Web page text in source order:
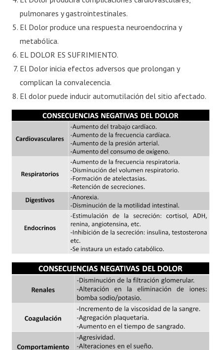
pulmonares y gastrointestinales.
El Dolor produce una respuesta neuroendocrina y
metabólica.
EL DOLOR ES SUFRIMIENTO.
El Dolor inicia efectos adversos que prolongan y
complican la convalecencia.
El dolor puede inducir automutilación del sitio afectado.